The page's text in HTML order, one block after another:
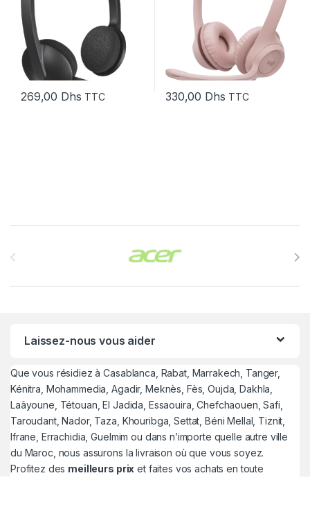
269,00 Dhs TTC 330,00 Dhs TTC
Laissez-nous vous aider
Que vous résidiez à Casablanca, Rabat, Marrakech, Tanger,
Kénitra, Mohammedia, Agadir, Meknès, Fès, Oujda, Dakhla,
Laâyoune, Tétouan, El Jadida, Essaouira, Chefchaouen, Safi,
Taroudant, Nador, Taza, Khouribga, Settat, Béni Mellal, Tiznit,
Ifrane, Errachidia, Guelmim ou dans n’importe quelle autre ville
du Maroc, nous assurons la livraison où que vous soyez.
Profitez des meilleurs prix et faites vos achats en toute